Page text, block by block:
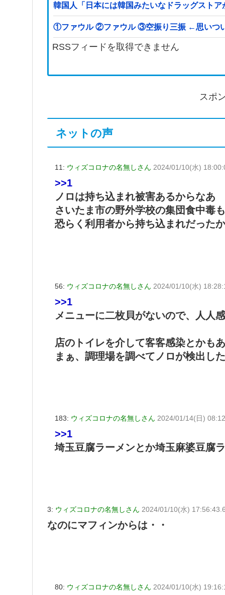
韓国人「日本には韓国みたいなドラッグスト
①ファウル ②ファウル ③空振り三振 ←
RSSフィードを取得できません
スポ
ネットの声
11: ウィズコロナの名無しさん 2024/01/10(水)
>>1
ノロは持ち込まれ被害あるからなあ
さいたま市の野外学校の集団食中毒
恐らく利用者から持ち込まれだった
56: ウィズコロナの名無しさん 2024/01/10(水)
>>1
メニューに二枚貝がないので、人人
店のトイレを介して客客感染とかも
まぁ、調理場を調べてノロが検出し
183: ウィズコロナの名無しさん 2024/01/14(日)
>>1
埼玉豆腐ラーメンとか埼玉麻婆豆腐
3: ウィズコロナの名無しさん 2024/01/10(水)
なのにマフィンからは・・
80: ウィズコロナの名無しさん 2024/01/10(水)